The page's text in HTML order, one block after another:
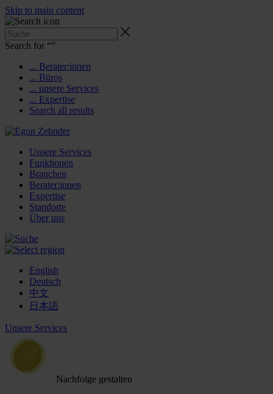
Skip to main content
Search for “”
... Berater:innen
... Büros
... unsere Services
... Expertise
Search all results
Unsere Services
Funktionen
Branchen
Berater:innen
Expertise
Standorte
Über uns
English
Deutsch
中文
日本語
Unsere Services
Nachfolge gestalten